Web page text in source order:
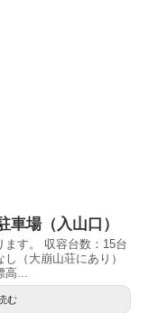
車場（入山口）
ます。 収容台数：15台
（大崩山荘にあり）
...
む